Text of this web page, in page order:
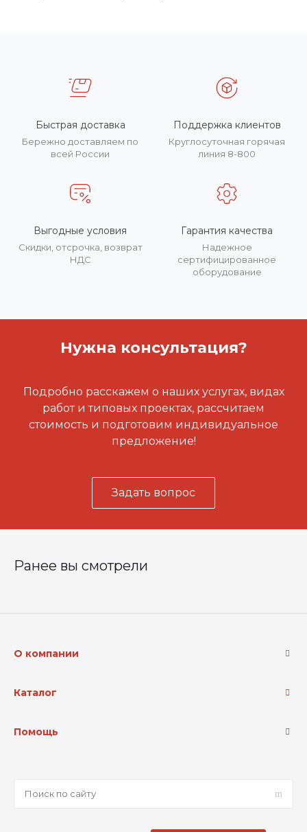
Быстрая доставка
Бережно доставляем по
всей России
Поддержка клиентов
Круглосуточная горячая
линия 8-800
Выгодные условия
Скидки, отсрочка, возврат
НДС
Гарантия качества
Надежное
сертифицированное
оборудование
Нужна консультация?
Подробно расскажем о наших услугах, видах
работ и типовых проектах, рассчитаем
стоимость и подготовим индивидуальное
предложение!
Задать вопрос
Ранее вы смотрели
О компании
Каталог
Помощь